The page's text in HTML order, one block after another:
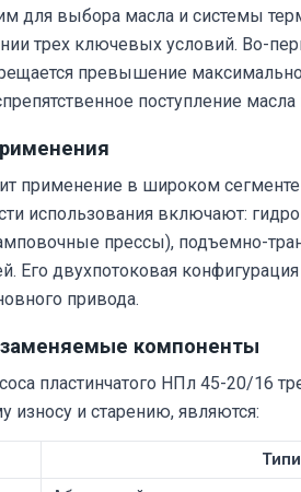
для выбора масла и системы
трех ключевых условий. Во-
превышение
поступление масла
применение в широком
использования включают:
прессы), подъемно-
Его двухпотоковая
привода.
компоненты
пластинчатого НПл 45-20/16
и старению, являются: